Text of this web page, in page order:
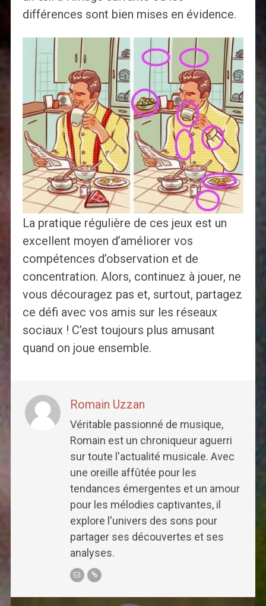
différences sont bien mises en évidence.
La pratique régulière de ces jeux est un
excellent moyen d’améliorer vos
compétences d’observation et de
concentration. Alors, continuez à jouer, ne
vous découragez pas et, surtout, partagez
ce défi avec vos amis sur les réseaux
sociaux ! C’est toujours plus amusant
quand on joue ensemble.
Romain Uzzan
Véritable passionné de musique,
Romain est un chroniqueur aguerri
sur toute l'actualité musicale. Avec
une oreille affûtée pour les
tendances émergentes et un amour
pour les mélodies captivantes, il
explore l'univers des sons pour
partager ses découvertes et ses
analyses.